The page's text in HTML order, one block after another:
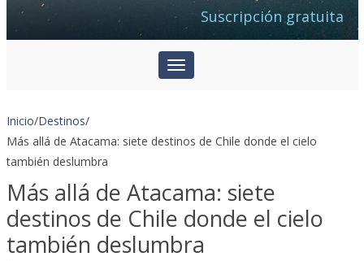
Suscripción gratuita
Inicio/Destinos/
Más allá de Atacama: siete destinos de Chile donde el cielo
también deslumbra
Más allá de Atacama: siete
destinos de Chile donde el cielo
también deslumbra